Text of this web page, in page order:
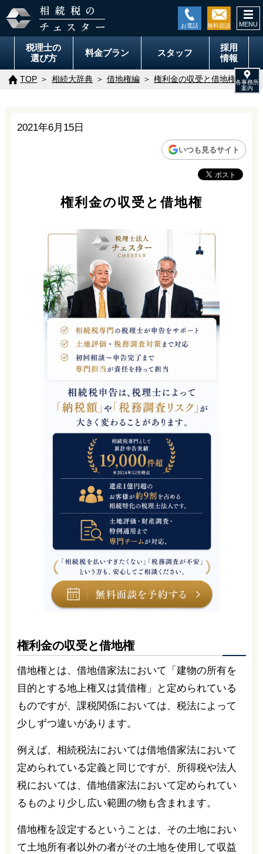
税理士の
選び方
料金プラン スタッフ
採用
情報
TOP 相続大辞典 借地権編 権利金の収受と借地権
2021年6月15日
いつも見るサイト
権利金の収受と借地権
権利金の収受と借地権
借地権とは、借地借家法において「建物の所有を
目的とする地上権又は賃借権」と定められている
ものですが、課税関係においては、税法によって
少しずつ違いがあります。
例えば、相続税法においては借地借家法において
定められている定義と同じですが、所得税や法人
税においては、借地借家法において定められてい
るものより少し広い範囲の物も含まれます。
借地権を設定するということは、その土地におい
て土地所有者以外の者がその土地を使用して収益